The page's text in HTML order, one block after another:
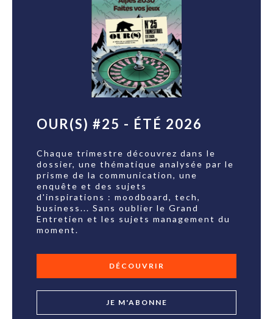
OUR(S) #25 - ÉTÉ 2026
Chaque trimestre découvrez dans le
dossier, une thématique analysée par le
prisme de la communication, une
enquête et des sujets
d'inspirations : moodboard, tech,
business... Sans oublier le Grand
Entretien et les sujets management du
moment.
DÉCOUVRIR
JE M'ABONNE